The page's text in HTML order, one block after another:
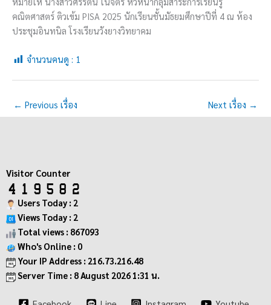
คณิตศาสตร์ ติวเข้ม PISA 2025 นักเรียนชั้นมัธยมศึกษาปีที่ 4 ณ ห้อง
ประชุมอินทนิล โรงเรียนวังยางวิทยาคม
จำนวนคนดู : 1
← Previous เรื่อง Next เรื่อง →
Visitor Counter
Users Today : 2
Views Today : 2
Total views : 867093
Who's Online : 0
Your IP Address : 216.73.216.48
Server Time : 8 August 2026 1:31 น.